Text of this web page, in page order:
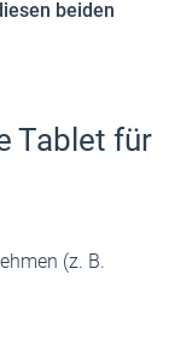
beiden
Tablet für
(z. B.